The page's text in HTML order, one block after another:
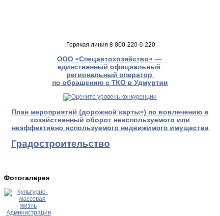
Горячая линия 8-800-220-0-220
ООО «Спецавтохозяйство» —
единственный официальный
региональный оператор
по обращению с ТКО в Удмуртии
План мероприятий (дорожной карты») по вовлечению в
хозяйственный оборот неиспользуемого или
неэффективно используемого недвижимого имущества
Градостроительство
Фотогалерея